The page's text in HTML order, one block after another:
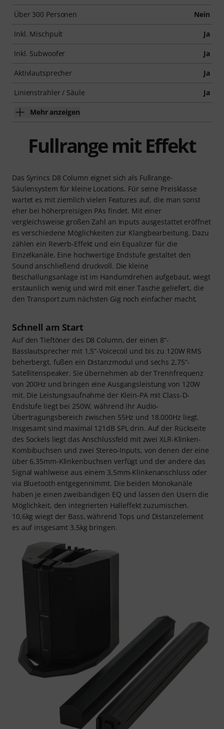
Über 300 Personen Nein
Inkl. Mischpult Ja
Inkl. Subwoofer Ja
Aktivlautsprecher Ja
Linienstrahler / Säule Ja
Mehr anzeigen
Fullrange mit Effekt
Das Syrincs D8 Column eignet sich als Fullrange-
Säulensystem für kleine Locations. Für seine Preisklasse
wartet es mit ziemlich vielen Features auf, die man sonst
eher bei höherpreisigen PAs findet. Mit einer
vergleichsweise großen Zahl an Inputs ausgestattet eröffnet
es verschiedene Möglichkeiten zur Klangbearbeitung. Dazu
zählen ein Reverb-Effekt und ein Equalizer für die
Einzelkanäle. Eine hochwertige Endstufe gestaltet den
Sound anschließend druckvoll. Die kleine
Beschallungsanlage ist im Handumdrehen aufgebaut, wiegt
erstaunlich wenig und wird mit einer Tasche geliefert, die
den Transport zum nächsten Gig noch einfacher macht.
Schnell am Start
Auf den Tieftöner des D8 Column, der einen 8“-
Basslautsprecher mit 1,5“-Voicecoil und bis zu 120W RMS
beherbergt, fußen ein Distanzmodul und sechs 2,75“-
Satellitenspeaker. Sie übernehmen ab der Trennfrequenz
von 200Hz und bringen eine Ausgangsleistung von 120W
mit. Die Leistungsaufnahme der Klein-PA mit Class-D-
Endstufe liegt bei 250W, während ihr Audio-
Übertragungsbereich zwischen 55Hz und 18.000Hz liegt.
Insgesamt sind maximal 121dB SPL drin. Auf der Rückseite
des Sockels liegt das Anschlussfeld mit zwei XLR-Klinken-
Kombibuchsen und zwei Stereo-Inputs, von denen der eine
über 6,35mm-Klinkenbuchsen verfügt und der andere das
Signal wahlweise aus einem 3,5mm-Klinkenanschluss oder
via Bluetooth entgegennimmt. Die beiden Monokanäle
haben je einen zweibandigen EQ und lassen den Usern die
Möglichkeit, den integrierten Halleffekt zuzumischen.
10,6kg wiegt der Bass, während Tops und Distanzelement
es auf insgesamt 3,5kg bringen.